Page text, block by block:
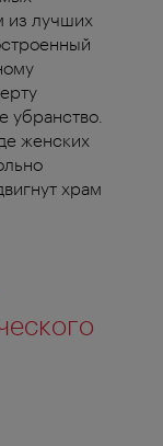
из лучших
убранство.
женских
храм